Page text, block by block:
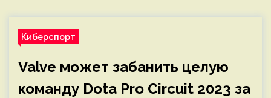
Киберспорт
Valve может забанить целую
команду Dota Pro Circuit 2023 за